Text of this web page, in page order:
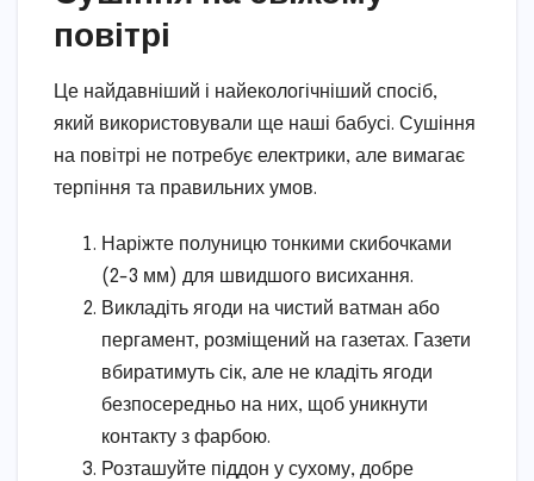
повітрі
Це найдавніший і найекологічніший спосіб,
який використовували ще наші бабусі. Сушіння
на повітрі не потребує електрики, але вимагає
терпіння та правильних умов.
Наріжте полуницю тонкими скибочками
(2-3 мм) для швидшого висихання.
Викладіть ягоди на чистий ватман або
пергамент, розміщений на газетах. Газети
вбиратимуть сік, але не кладіть ягоди
безпосередньо на них, щоб уникнути
контакту з фарбою.
Розташуйте піддон у сухому, добре